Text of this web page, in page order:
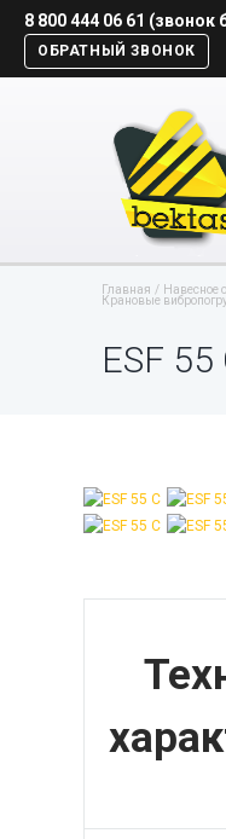
8 800 444 06 61
ОБРАТНЫЙ ЗВОНОК
Главная
Навесное
Крановые
ESF 55